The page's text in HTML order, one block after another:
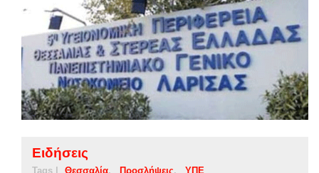
Ειδήσεις
Tags | Θεσσαλία Προσλήψεις ΥΠΕ